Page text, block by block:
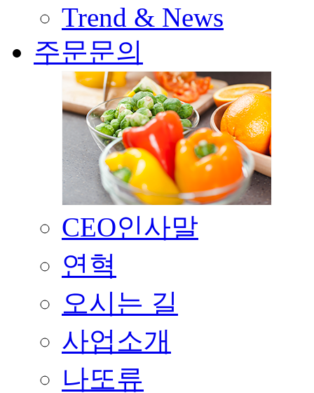
Trend & News
주문문의
CEO인사말
연혁
오시는 길
사업소개
나또류